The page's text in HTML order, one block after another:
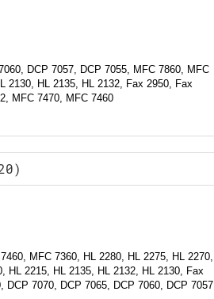
DCP 7057, DCP 7055, MFC 7860, MFC
2130, HL 2135, HL 2132, Fax 2950, Fax
MFC 7470, MFC 7460
MFC 7360, HL 2280, HL 2275, HL 2270,
HL 2215, HL 2135, HL 2132, HL 2130, Fax
7070, DCP 7065, DCP 7060, DCP 7057,